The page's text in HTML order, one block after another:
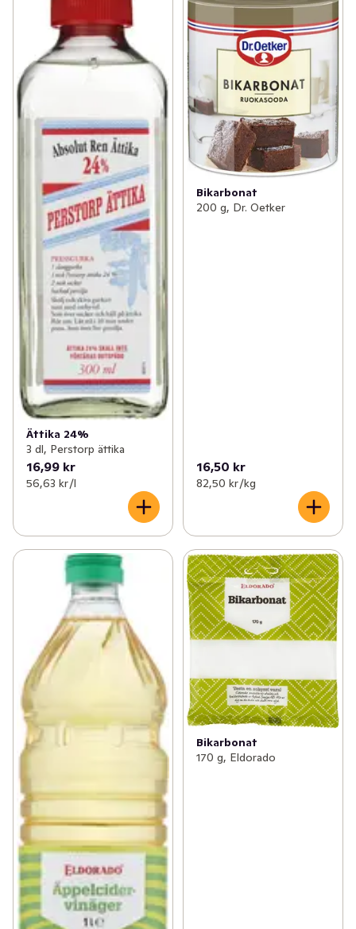
Ättika 24%
3 dl, Perstorp ättika
16,99 kr
56,63 kr /l
Bikarbonat
200 g, Dr. Oetker
16,50 kr
82,50 kr /kg
Bikarbonat
170 g, Eldorado